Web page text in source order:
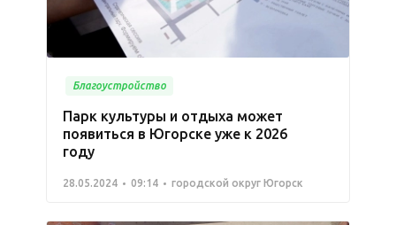
Благоустройство
Парк культуры и отдыха может
появиться в Югорске уже к 2026
году
28.05.2024 09:14 городской округ Югорск